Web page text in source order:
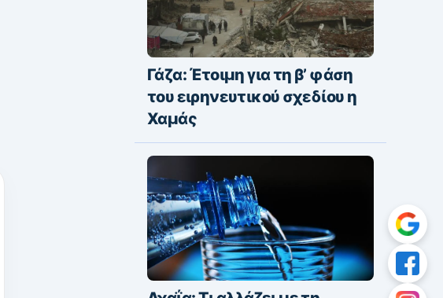
Γάζα: Έτοιμη για τη β’ φάση
του ειρηνευτικού σχεδίου η
Χαμάς